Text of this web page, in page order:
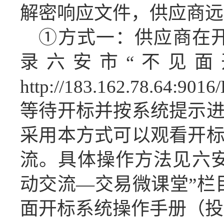
解密响应文件， 供应商
①方式一： 供应商在
录六安市“不见
http://
等待开标并按系统提示
采用本方式可以观看开
流。具体操作方法见六
动交流—交易微课堂”栏
面开标系统操作手册（